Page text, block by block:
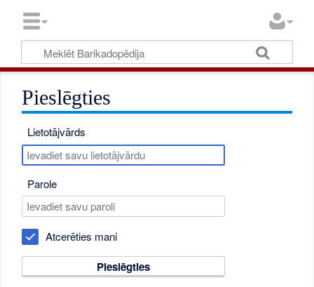
Pieslēgties
Lietotājvārds
Parole
Atcerēties mani
Pieslēgties